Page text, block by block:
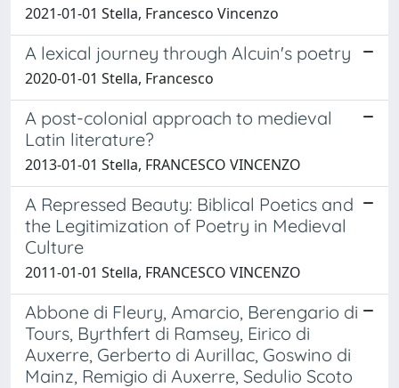
2021-01-01 Stella, Francesco Vincenzo
A lexical journey through Alcuin's poetry
2020-01-01 Stella, Francesco
A post-colonial approach to medieval
Latin literature?
2013-01-01 Stella, FRANCESCO VINCENZO
A Repressed Beauty: Biblical Poetics and
the Legitimization of Poetry in Medieval
Culture
2011-01-01 Stella, FRANCESCO VINCENZO
Abbone di Fleury, Amarcio, Berengario di
Tours, Byrthfert di Ramsey, Eirico di
Auxerre, Gerberto di Aurillac, Goswino di
Mainz, Remigio di Auxerre, Sedulio Scoto